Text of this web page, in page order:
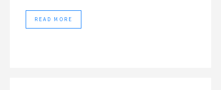
READ MORE